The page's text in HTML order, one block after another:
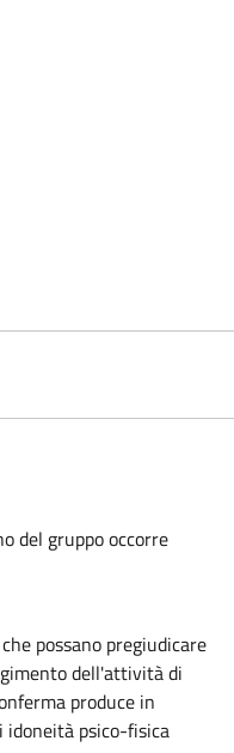
del gruppo occorre
possano pregiudicare
dell'attività di
produce in
idoneità psico-fisica